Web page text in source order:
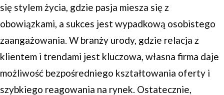
się stylem życia, gdzie pasja miesza się z
obowiązkami, a sukces jest wypadkową osobistego
zaangażowania. W branży urody, gdzie relacja z
klientem i trendami jest kluczowa, własna firma daje
możliwość bezpośredniego kształtowania oferty i
szybkiego reagowania na rynek. Ostatecznie,